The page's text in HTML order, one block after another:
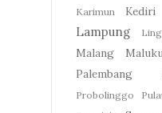
Karimun Kediri
Lampung
Malang
Palembang
Probolinggo